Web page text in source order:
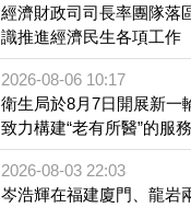
經濟財政司司長率團隊落
識推進經濟民生各項工作
2026-08-06 10:17
衛生局於8月7日開展新一
致力構建“老有所醫”的服
2026-08-03 22:03
岑浩輝在福建廈門、龍岩